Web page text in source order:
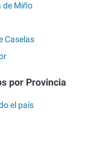
de Miño
Caselas
por Provincia
el país